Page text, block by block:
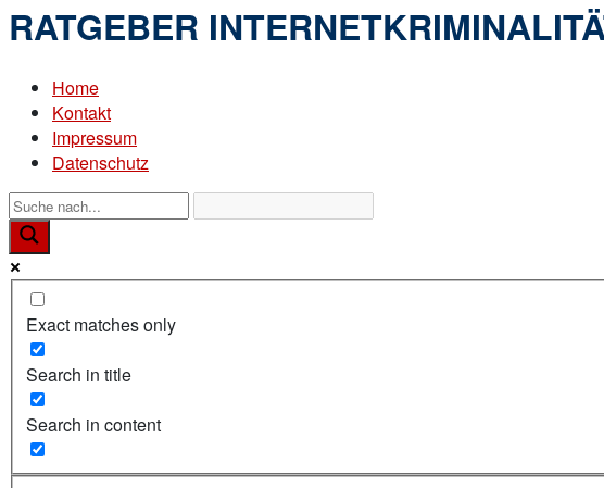
RATGEBER
Home
Kontakt
Impressum
Datenschutz
Exact matches only
Search in title
Search in content